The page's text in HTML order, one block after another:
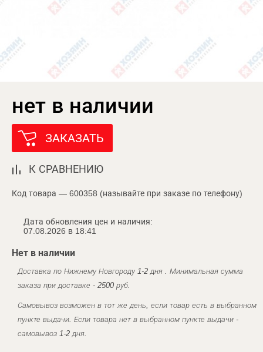
нет в наличии
ЗАКАЗАТЬ
К СРАВНЕНИЮ
Код товара — 600358 (называйте при заказе по телефону)
Дата обновления цен и наличия:
07.08.2026 в 18:41
Нет в наличии
Доставка по Нижнему Новгороду 1-2 дня . Минимальная сумма
заказа при доставке - 2500 руб.
Самовывоз возможен в тот же день, если товар есть в выбранном
пункте выдачи. Если товара нет в выбранном пункте выдачи -
самовывоз 1-2 дня.